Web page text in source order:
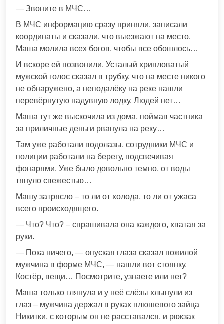
— Звоните в МЧС…
В МЧС информацию сразу приняли, записали
координаты и сказали, что выезжают на место.
Маша молила всех богов, чтобы все обошлось…
И вскоре ей позвонили. Усталый хрипловатый
мужской голос сказал в трубку, что на месте никого
не обнаружено, а неподалёку на реке нашли
перевёрнутую надувную лодку. Людей нет…
Маша тут же выскочила из дома, поймав частника
за приличные деньги рванула на реку…
Там уже работали водолазы, сотрудники МЧС и
полиции работали на берегу, подсвечивая
фонарями. Уже было довольно темно, от воды
тянуло свежестью…
Машу затрясло – то ли от холода, то ли от ужаса
всего происходящего.
— Что? Что? – спрашивала она каждого, хватая за
руки.
— Пока ничего, — опуская глаза сказал пожилой
мужчина в форме МЧС, — нашли вот стоянку.
Костёр, вещи… Посмотрите, узнаете или нет?
Маша только глянула и у неё слёзы хлынули из
глаз – мужчина держал в руках плюшевого зайца
Никитки, с которым он не расставался, и рюкзак